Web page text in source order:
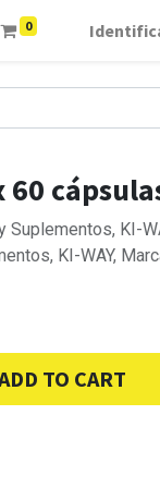
0
60
Suplementos, KI-
KI-WAY,
TO CART